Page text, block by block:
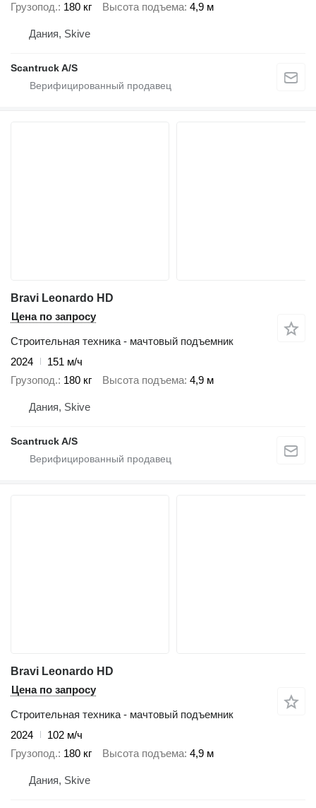
Грузопод. 180 кг Высота подъема 4,9 м
Дания, Skive
Scantruck A/S
Bravi Leonardo HD
Цена по запросу
Строительная техника - мачтовый подъемник
2024
151 м/ч
Грузопод. 180 кг Высота подъема 4,9 м
Дания, Skive
Scantruck A/S
Bravi Leonardo HD
Цена по запросу
Строительная техника - мачтовый подъемник
2024
102 м/ч
Грузопод. 180 кг Высота подъема 4,9 м
Дания, Skive